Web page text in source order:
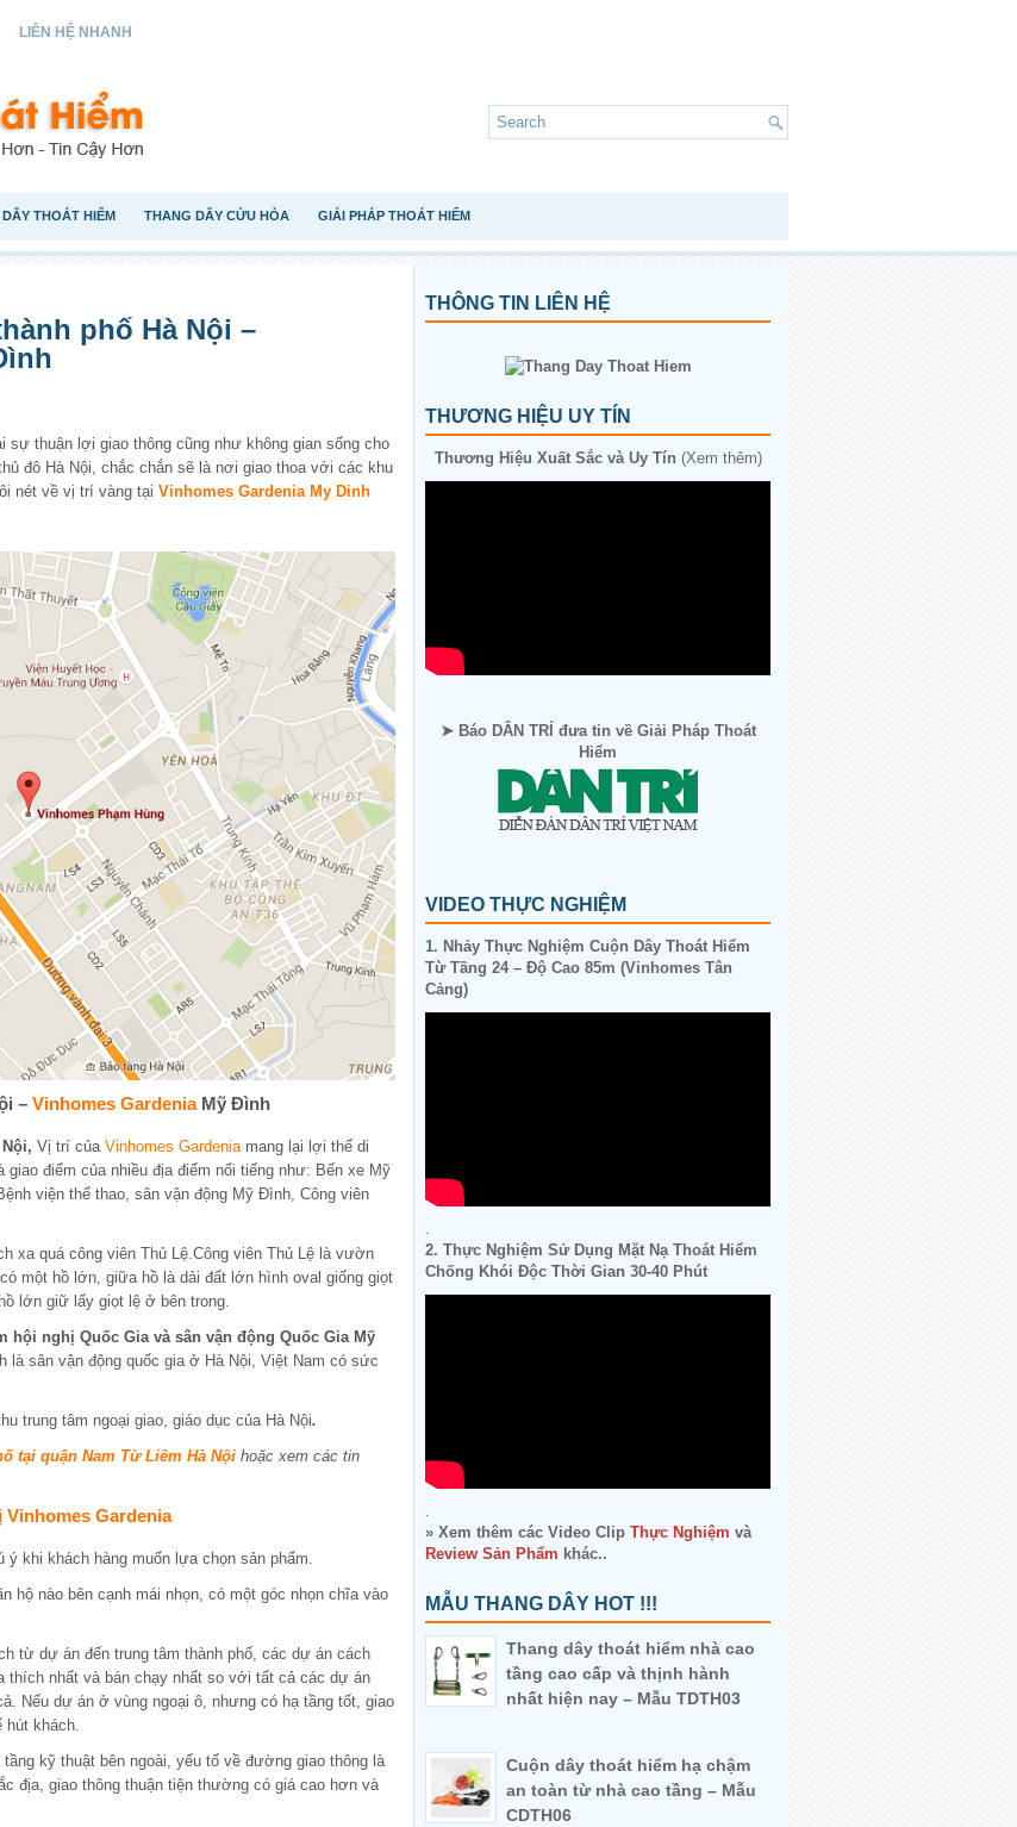
LIÊN HỆ NHANH
THOÁT HIỂM THANG DÂY CỨU HỎA GIẢI PHÁP THOÁT HIỂM
phố Hà Nội –
sự thuận lợi giao thông cũng như không gian sống cho
đô Hà Nội, chắc chắn sẽ là nơi giao thoa với các khu
nét về vị trí vàng tại Vinhomes Gardenia My Dinh
– Vinhomes GardeniaMỹ Đình
Vị trí của Vinhomes Gardenia mang lại lợi thế di
điểm của nhiều địa điểm nổi tiếng như: Bến xe Mỹ
viện thể thao, sân vận động Mỹ Đình, Công viên
xa quá công viên Thủ Lệ.Công viên Thủ Lệ là vườn
một hồ lớn, giữa hồ là dải đất lớn hình oval giống giọt
lớn giữ lấy giọt lệ ở bên trong.
hội nghị Quốc Gia và sân vận động Quốc Gia Mỹ
là sân vận động quốc gia ở Hà Nội, Việt Nam có sức
trung tâm ngoại giao, giáo dục của Hà Nội.
tại quận Nam Từ Liêm Hà Nội hoặc xem các tin
Vinhomes Gardenia
khi khách hàng muốn lựa chọn sản phẩm.
hộ nào bên cạnh mái nhọn, có một góc nhọn chĩa vào
từ dự án đến trung tâm thành phố, các dự án cách
nhất và bán chạy nhất so với tất cả các dự án
Nếu dự án ở vùng ngoại ô, nhưng có hạ tầng tốt, giao
khách.
kỹ thuật bên ngoài, yếu tố về đường giao thông là
địa, giao thông thuận tiện thường có giá cao hơn và
THÔNG TIN LIÊN HỆ
THƯƠNG HIỆU UY TÍN
Thương Hiệu Xuất Sắc và Uy Tín (Xem thêm)
➤ Báo DÂN TRÍ đưa tin về Giải Pháp Thoát
Hiểm
VIDEO THỰC NGHIỆM
1. Nhảy Thực Nghiệm Cuộn Dây Thoát Hiểm
Từ Tầng 24 – Độ Cao 85m (Vinhomes Tân
Cảng)
.
2. Thực Nghiệm Sử Dụng Mặt Nạ Thoát Hiểm
Chống Khói Độc Thời Gian 30-40 Phút
.
» Xem thêm các Video Clip Thực Nghiệm và
Review Sản Phẩm khác..
MẪU THANG DÂY HOT !!!
Thang dây thoát hiểm nhà cao
tầng cao cấp và thịnh hành
nhất hiện nay – Mẫu TDTH03
Cuộn dây thoát hiểm hạ chậm
an toàn từ nhà cao tầng – Mẫu
CDTH06